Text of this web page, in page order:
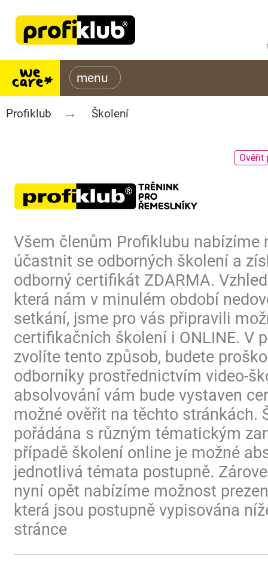
Profiklub Školení
Ověřit
Všem členům Profiklubu nabízíme
účastnit se odborných školení a
odborný certifikát ZDARMA.
která nám v minulém období
setkání, jsme pro vás připravili
certifikačních školení i ONLINE. V
zvolíte tento způsob, budete
odborníky prostřednictvím video-
absolvování vám bude vystaven
možné ověřit na těchto stránkách.
pořádána s různým tématickým
případě školení online je možné
jednotlivá témata postupně.
nyní opět nabízíme možnost
která jsou postupně vypisována
stránce